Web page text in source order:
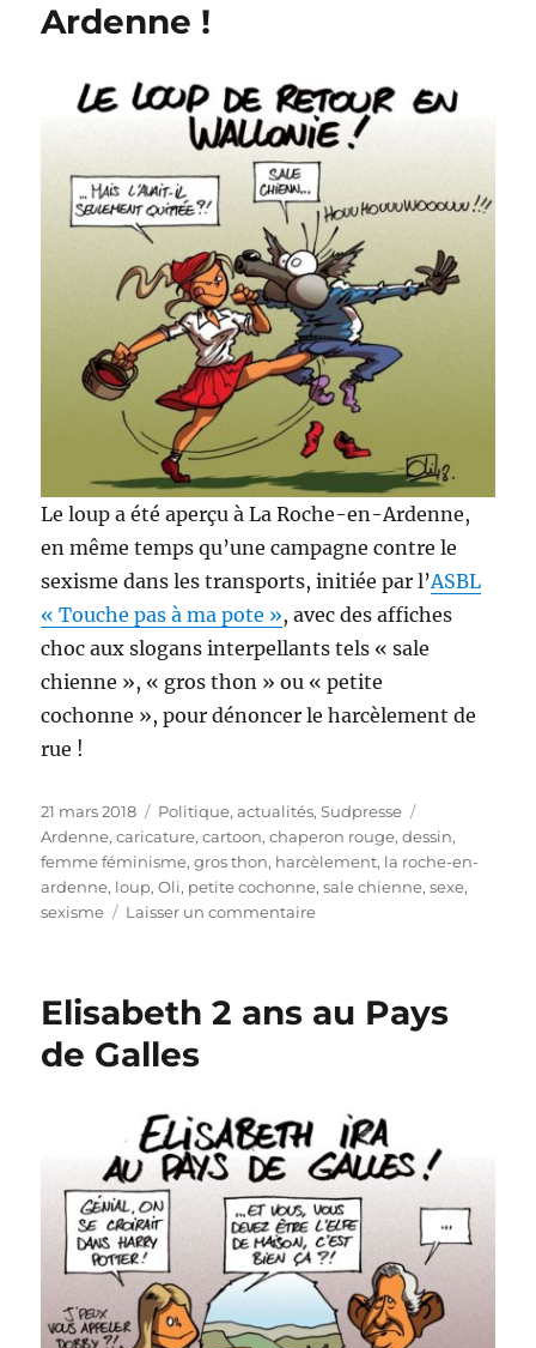
Ardenne !
Le loup a été aperçu à La Roche-en-Ardenne,
en même temps qu’une campagne contre le
sexisme dans les transports, initiée par l’ASBL
« Touche pas à ma pote », avec des affiches
choc aux slogans interpellants tels « sale
chienne », « gros thon » ou « petite
cochonne », pour dénoncer le harcèlement de
rue !
Publié
le
21 mars 2018 Catégories
Politique, actualités,Sudpresse
Ardenne,caricature,cartoon,chaperon rouge,dessin,
femme féminisme,gros thon, harcèlement, la roche-en-
ardenne, loup,Oli, petite cochonne,sale chienne,sexe,
sexisme
Laisser un commentairesur
loup
Elisabeth 2 ans au Pays
de Galles